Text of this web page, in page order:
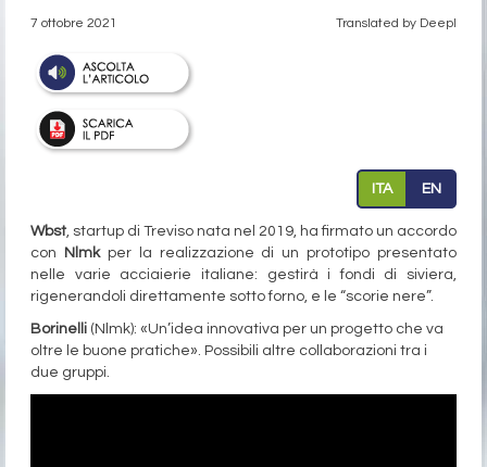
7 ottobre 2021 Translated by Deepl
ITA EN
Wbst, startup di Treviso nata nel 2019, ha firmato un accordo
con
Nlmkper la realizzazione di un prototipo presentato
nelle varie acciaierie italiane: gestirà i fondi di siviera,
rigenerandoli direttamente sotto forno, e le “scorie nere”.
Borinelli (Nlmk): «Un’idea innovativa per un progetto che va
oltre le buone pratiche». Possibili altre collaborazioni tra i
due gruppi.